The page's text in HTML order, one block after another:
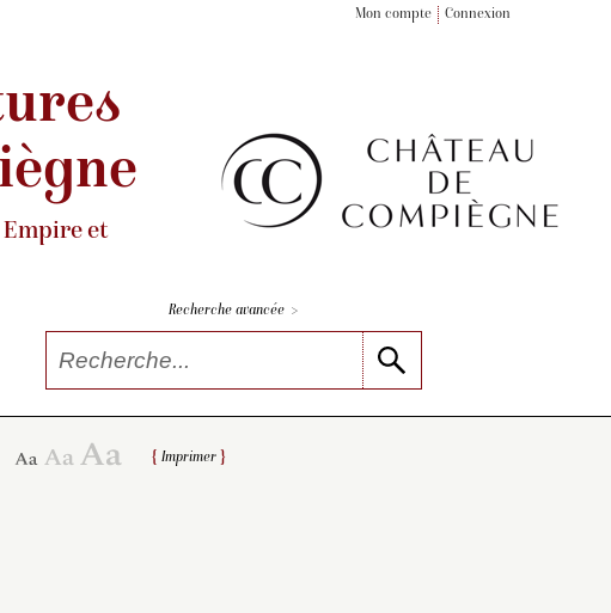
Mon compte Connexion
Empire et
Recherche avancée >
Imprimer